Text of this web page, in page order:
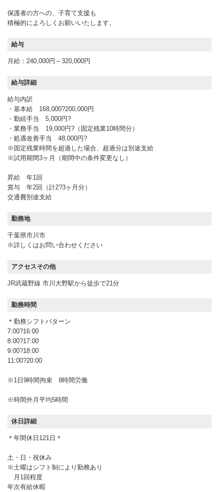
保護者の方への、子育て支援も
積極的によろしくお願いいたします。
給与
月給：240,000円～320,000円
給与詳細
給与内訳
・基本給 168,000?200,000円
・勤続手当 5,000円?
・業務手当 19,000円?（固定残業10時間分）
・処遇改善手当 48,000円?
※固定残業時間を超過した場合、超過分は別途支給
※試用期間3ヶ月（期間中の条件変更なし）
昇給 年1回
賞与 年2回（計2?3ヶ月分）
交通費別途支給
勤務地
千葉県市川市
※詳しくはお問い合わせください
アクセスその他
JR武蔵野線 市川大野駅から徒歩で21分
勤務時間
＊勤務シフトパターン
7:00?16:00
8:00?17:00
9:00?18:00
11:00?20:00
※1日9時間拘束 8時間労働
※時間外月平均5時間
休日詳細
＊年間休日121日＊
土・日・祝休み
※土曜はシフト制により勤務あり
月1回程度
年次有給休暇